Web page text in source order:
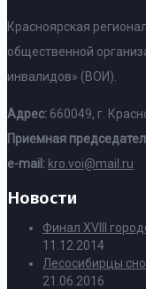
Красноярская
общественной
инвалидов» (ВОИ).
Адрес: 660049, г.
Приемная
e-mail: kro.voi@mail.ru
Новости
Финал XVIII
11.12.2014
Лесосибирцы
21.06.2016